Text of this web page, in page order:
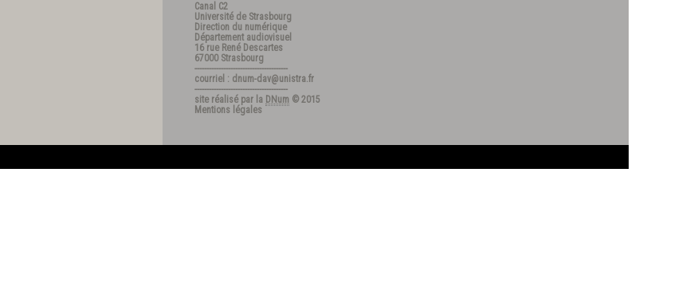
Canal C2
Université de Strasbourg
Direction du numérique
Département audiovisuel
16 rue René Descartes
67000 Strasbourg
---------------------------------------
courriel : dnum-dav@unistra.fr
---------------------------------------
site réalisé par la DNum © 2015
Mentions légales